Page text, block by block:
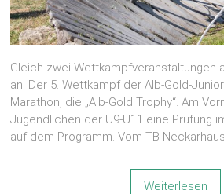
Gleich zwei Wettkampfveranstaltungen
an. Der 5. Wettkampf der Alb-Gold-
Marathon, die „Alb-Gold Trophy“. Am
Jugendlichen der U9-U11 eine Prüfung
auf dem Programm. Vom TB
Weiterlesen